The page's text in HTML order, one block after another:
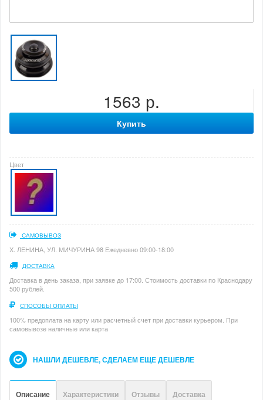
1563 р.
Купить
Цвет
САМОВЫВОЗ
Х. ЛЕНИНА, УЛ. МИЧУРИНА 98 Ежедневно 09:00-18:00
ДОСТАВКА
Доставка в день заказа, при заявке до 17:00. Стоимость доставки по Краснодару
500 рублей.
СПОСОБЫ ОПЛАТЫ
100% предоплата на карту или расчетный счет при доставки курьером. При
самовывозе наличные или карта
НАШЛИ ДЕШЕВЛЕ, СДЕЛАЕМ ЕЩЕ ДЕШЕВЛЕ
Описание Характеристики Отзывы Доставка